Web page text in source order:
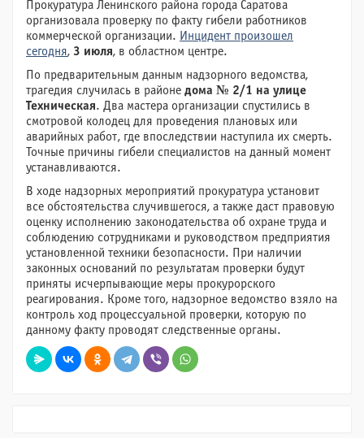
Прокуратура Ленинского района города Саратова
организовала проверку по факту гибели работников
коммерческой организации. Инцидент произошел
сегодня, 3 июля, в областном центре.
По предварительным данным надзорного ведомства,
трагедия случилась в районе дома № 2/1 на улице
Техническая. Два мастера организации спустились в
смотровой колодец для проведения плановых или
аварийных работ, где впоследствии наступила их смерть.
Точные причины гибели специалистов на данный момент
устанавливаются.
В ходе надзорных мероприятий прокуратура установит
все обстоятельства случившегося, а также даст правовую
оценку исполнению законодательства об охране труда и
соблюдению сотрудниками и руководством предприятия
установленной техники безопасности. При наличии
законных оснований по результатам проверки будут
приняты исчерпывающие меры прокурорского
реагирования. Кроме того, надзорное ведомство взяло на
контроль ход процессуальной проверки, которую по
данному факту проводят следственные органы.